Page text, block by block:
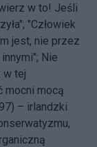
w to! Jeśli
"Człowiek
jest, nie przez
Nie
w tej
mocni mocą
– irlandzki